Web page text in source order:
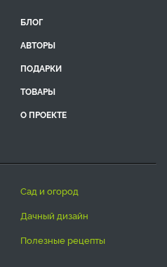
БЛОГ
АВТОРЫ
ПОДАРКИ
ТОВАРЫ
О ПРОЕКТЕ
сад и огород
дачный дизайн
полезные рецепты